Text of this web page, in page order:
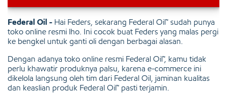
Federal Oil - Hai Feders, sekarang Federal Oil™ sudah punya
toko online resmi lho. Ini cocok buat Feders yang malas pergi
ke bengkel untuk ganti oli dengan berbagai alasan.
Dengan adanya toko online resmi Federal Oil™, kamu tidak
perlu khawatir produknya palsu, karena e-commerce ini
dikelola langsung oleh tim dari Federal Oil, jaminan kualitas
dan keaslian produk Federal Oil™ pasti terjamin.